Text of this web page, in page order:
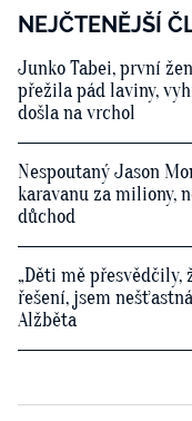
NEJČTENĚJŠÍ
Junko Tabei, první
přežila pád laviny,
došla na vrchol
Nespoutaný Jason
karavanu za miliony,
důchod
„Děti mě přesvědčily,
řešení, jsem
Alžběta